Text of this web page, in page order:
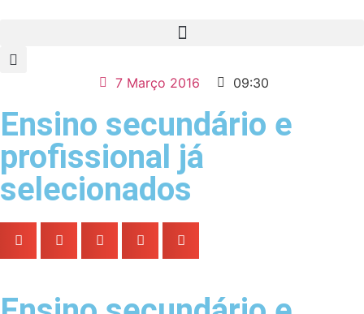
7 Março 2016 09:30
Ensino secundário e
profissional já
selecionados